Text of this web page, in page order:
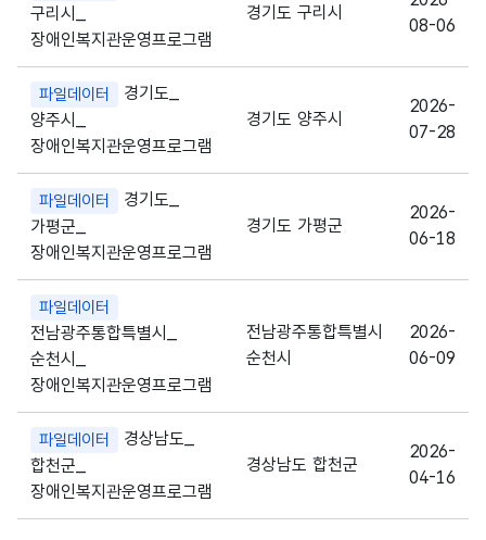
구리시_
장애인복지관운영프로그램
경기도 구리시
08-06
파일데이터
경기도_
양주시_
장애인복지관운영프로그램
경기도 양주시
2026-
07-28
파일데이터
경기도_
가평군_
장애인복지관운영프로그램
경기도 가평군
2026-
06-18
파일데이터
전남광주통합특별시_
순천시_
장애인복지관운영프로그램
전남광주통합특별시
순천시
2026-
06-09
파일데이터
경상남도_
합천군_
장애인복지관운영프로그램
경상남도 합천군
2026-
04-16